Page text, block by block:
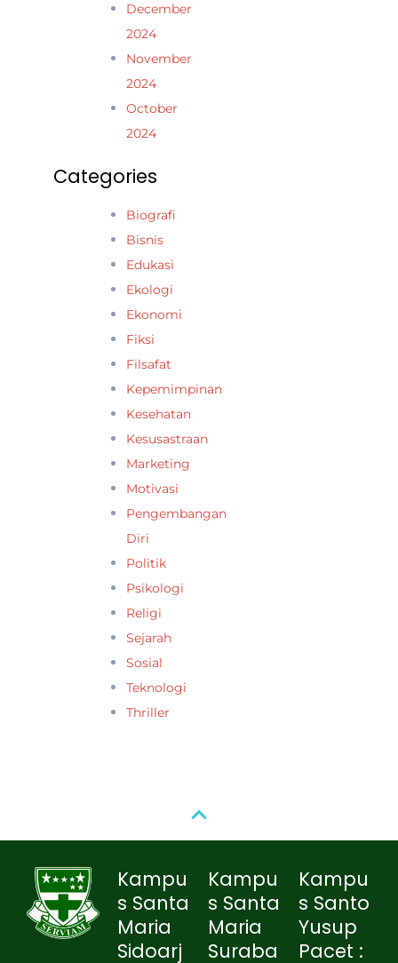
December
2024
November
2024
October
2024
Categories
Biografi
Bisnis
Edukasi
Ekologi
Ekonomi
Fiksi
Filsafat
Kepemimpinan
Kesehatan
Kesusastraan
Marketing
Motivasi
Pengembangan
Diri
Politik
Psikologi
Religi
Sejarah
Sosial
Teknologi
Thriller
Kampu
s Santa
Maria
Sidoarj
Kampu
s Santa
Maria
Suraba
Kampu
s Santo
Yusup
Pacet :